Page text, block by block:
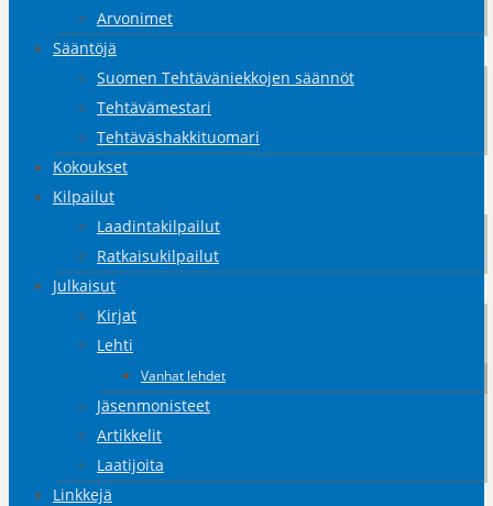
Arvonimet
Sääntöjä
Suomen Tehtäväniekkojen säännöt
Tehtävämestari
Tehtäväshakkituomari
Kokoukset
Kilpailut
Laadintakilpailut
Ratkaisukilpailut
Julkaisut
Kirjat
Lehti
Vanhat lehdet
Jäsenmonisteet
Artikkelit
Laatijoita
Linkkejä